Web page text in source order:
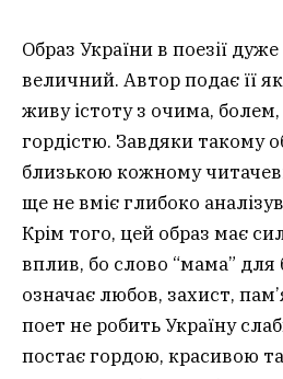
Образ України в поезії
величний. Автор подає її
живу істоту з очима,
гордістю. Завдяки такому
близькою кожному
ще не вміє глибоко
Крім того, цей образ має
вплив, бо слово “мама” для
означає любов, захист,
поет не робить Україну
постає гордою, красивою